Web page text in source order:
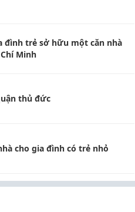
đình trẻ sở hữu một căn nhà
Minh
thủ đức
cho gia đình có trẻ nhỏ